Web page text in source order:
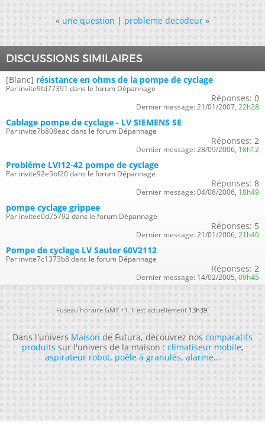
« une question|probleme decodeur »
DISCUSSIONS SIMILAIRES
[Blanc] résistance en ohms de la pompe de cyclage
Par invite9fd77391 dans le forum Dépannage
Réponses: 0
Dernier message: 21/01/2007, 22h28
Cablage pompe de cyclage - LV SIEMENS SE
Par invite7b808eac dans le forum Dépannage
Réponses: 2
Dernier message: 28/09/2006, 18h12
Problème LVI12-42 pompe de cyclage
Par invite92e5bf20 dans le forum Dépannage
Réponses: 8
Dernier message: 04/08/2006, 18h49
pompe cyclage grippee
Par invitee0d75792 dans le forum Dépannage
Réponses: 5
Dernier message: 21/01/2006, 21h40
Pompe de cyclage LV Sauter 60V2112
Par invite7c1373b8 dans le forum Dépannage
Réponses: 2
Dernier message: 14/02/2005, 09h45
Fuseau horaire GMT +1. Il est actuellement13h39.
Dans l'universMaisonde Futura, découvrez noscomparatifs
produitssur l'univers de la maison :climatiseur mobile,
aspirateur robot,poêle à granulés,alarme...